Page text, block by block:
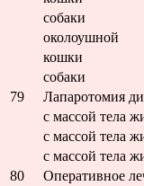
собаки
околоушной
кошки
собаки
79
Лапаротомия
с массой тела
с массой тела
с массой тела
80
Оперативное